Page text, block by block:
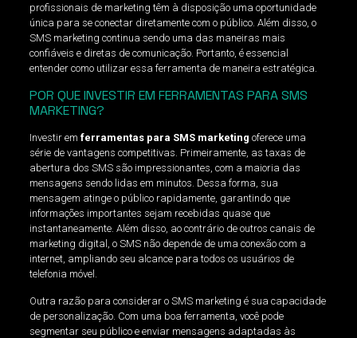
profissionais de marketing têm à disposição uma oportunidade
única para se conectar diretamente com o público. Além disso, o
SMS marketing continua sendo uma das maneiras mais
confiáveis e diretas de comunicação. Portanto, é essencial
entender como utilizar essa ferramenta de maneira estratégica.
POR QUE INVESTIR EM FERRAMENTAS PARA SMS
MARKETING?
Investir em ferramentas para SMS marketing oferece uma
série de vantagens competitivas. Primeiramente, as taxas de
abertura dos SMS são impressionantes, com a maioria das
mensagens sendo lidas em minutos. Dessa forma, sua
mensagem atinge o público rapidamente, garantindo que
informações importantes sejam recebidas quase que
instantaneamente. Além disso, ao contrário de outros canais de
marketing digital, o SMS não depende de uma conexão com a
internet, ampliando seu alcance para todos os usuários de
telefonia móvel.
Outra razão para considerar o SMS marketing é sua capacidade
de personalização. Com uma boa ferramenta, você pode
segmentar seu público e enviar mensagens adaptadas às